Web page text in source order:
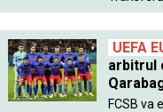
UEFA
arbitrul
FCSB va